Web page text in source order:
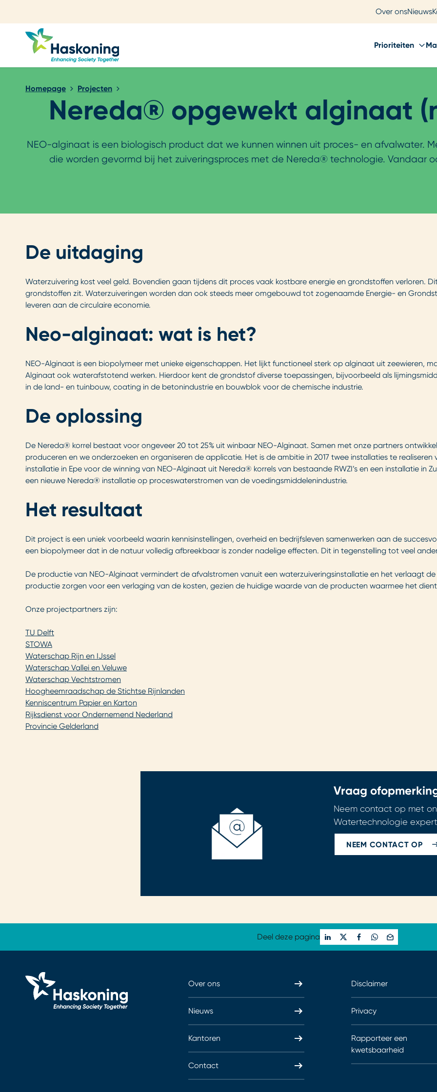
Over onsNieuws
Prioriteiten
Homepage Projecten
Nereda® opgewekt alginaat
NEO-alginaat is een biologisch product dat we kunnen winnen uit proces- en afvalwater.
die worden gevormd bij het zuiveringsproces met de Nereda® technologie. Vandaar
De uitdaging
Waterzuivering kost veel geld. Bovendien gaan tijdens dit proces vaak kostbare energie en grondstoffen verloren.
grondstoffen zit. Waterzuiveringen worden dan ook steeds meer omgebouwd tot zogenaamde Energie- en
leveren aan de circulaire economie.
Neo-alginaat: wat is het?
NEO-Alginaat is een biopolymeer met unieke eigenschappen. Het lijkt functioneel sterk op alginaat uit zeewieren,
Alginaat ook waterafstotend werken. Hierdoor kent de grondstof diverse toepassingen, bijvoorbeeld als
in de land- en tuinbouw, coating in de betonindustrie en bouwblok voor de chemische industrie.
De oplossing
De Nereda® korrel bestaat voor ongeveer 20 tot 25% uit winbaar NEO-Alginaat. Samen met onze partners
produceren en we onderzoeken en organiseren de applicatie. Het is de ambitie in 2017 twee installaties te
installatie in Epe voor de winning van NEO-Alginaat uit Nereda® korrels van bestaande RWZI’s en een installatie in
een nieuwe Nereda® installatie op proceswaterstromen van de voedingsmiddelenindustrie.
Het resultaat
Dit project is een uniek voorbeeld waarin kennisinstellingen, overheid en bedrijfsleven samenwerken aan de
een biopolymeer dat in de natuur volledig afbreekbaar is zonder nadelige effecten. Dit in tegenstelling tot veel
De productie van NEO-Alginaat vermindert de afvalstromen vanuit een waterzuiveringsinstallatie en het verlaagt
productie zorgen voor een verlaging van de kosten, gezien de huidige waarde van de producten waarmee het
Onze projectpartners zijn:
TU Delft
STOWA
Waterschap Rijn en IJssel
Waterschap Vallei en Veluwe
Waterschap Vechtstromen
Hoogheemraadschap de Stichtse Rijnlanden
Kenniscentrum Papier en Karton
Rijksdienst voor Ondernemend Nederland
Provincie Gelderland
Vraag of
Neem contact op met
Watertechnologie
NEEM CONTACT OP
Deel deze pagina
Over ons
Nieuws
Kantoren
Contact
Disclaimer
Privacy
Rapporteer een
kwetsbaarheid